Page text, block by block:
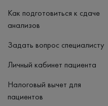
Как подготовиться к сдаче
анализов
Задать вопрос специалисту
Личный кабинет пациента
Налоговый вычет для
пациентов